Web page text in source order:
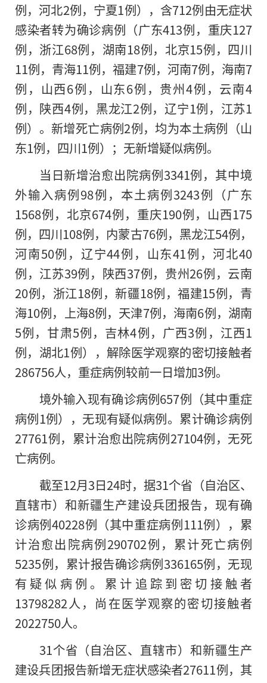
例，河北2例，宁夏1例），含712例由无症状
感染者转为确诊病例（广东413例，重庆127
例，浙江68例，湖南18例，北京15例，四川
11例，青海11例，福建7例，河南7例，海南7
例，山西6例，山东6例，贵州4例，云南4
例，陕西4例，黑龙江2例，辽宁1例，江苏1
例）。新增死亡病例2例，均为本土病例（山
东1例，四川1例）；无新增疑似病例。
当日新增治愈出院病例3341例，其中境
外输入病例98例，本土病例3243例（广东
1568例，北京674例，重庆190例，山西175
例，四川108例，内蒙古76例，黑龙江54例，
河南50例，辽宁44例，山东41例，河北40
例，江苏39例，陕西37例，贵州26例，云南
20例，浙江18例，新疆18例，福建15例，青
海10例，上海8例，天津7例，海南6例，湖南
5例，甘肃5例，吉林4例，广西3例，江西1
例，湖北1例），解除医学观察的密切接触者
286756人，重症病例较前一日增加3例。
境外输入现有确诊病例657例（其中重症
病例1例），无现有疑似病例。累计确诊病例
27761例，累计治愈出院病例27104例，无死
亡病例。
截至12月3日24时，据31个省（自治区、
直辖市）和新疆生产建设兵团报告，现有确
诊病例40228例（其中重症病例111例），累
计治愈出院病例290702例，累计死亡病例
5235例，累计报告确诊病例336165例，无现
有疑似病例。累计追踪到密切接触者
13798282人，尚在医学观察的密切接触者
2022750人。
31个省（自治区、直辖市）和新疆生产
建设兵团报告新增无症状感染者27611例，其